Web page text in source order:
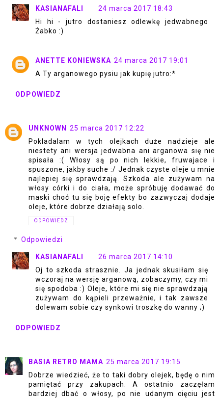
KASIANAFALI
24 marca 2017 18:43
Hi hi - jutro dostaniesz odlewkę jedwabnego
Żabko :)
ANETTE KONIEWSKA 24 marca 2017 19:01
A Ty arganowego pysiu jak kupię jutro:*
ODPOWIEDZ
UNKNOWN
25 marca 2017 12:22
Pokladalam w tych olejkach duże nadzieje ale
niestety ani wersja jedwabna ani arganowa się nie
spisała :( Włosy są po nich lekkie, fruwajace i
spuszone, jakby suche :/ Jednak czyste oleje u mnie
najlepiej się sprawdzają. Szkoda ale zużywam na
włosy córki i do ciała, może spróbuję dodawać do
maski choć tu się boję efekty bo zazwyczaj dodaje
oleje, które dobrze działają solo.
ODPOWIEDZ
Odpowiedzi
KASIANAFALI
26 marca 2017 14:10
Oj to szkoda strasznie. Ja jednak skusiłam się
wczoraj na wersję arganową, zobaczymy, czy mi
się spodoba :) Oleje, które mi się nie sprawdzają
zużywam do kąpieli przeważnie, i tak zawsze
dolewam sobie czy synkowi troszkę do wanny ;)
ODPOWIEDZ
BASIA RETRO MAMA 25 marca 2017 19:15
Dobrze wiedzieć, że to taki dobry olejek, będę o nim
pamiętać przy zakupach. A ostatnio zaczęłam
bardziej dbać o włosy, po nie udanym cięciu jest